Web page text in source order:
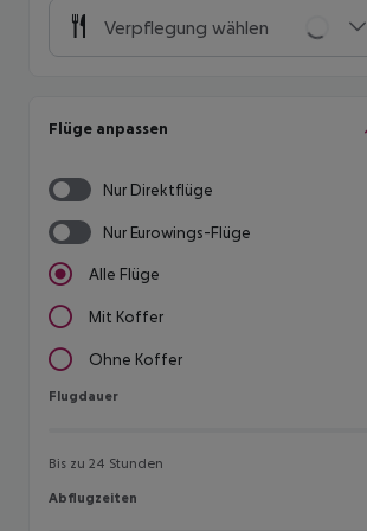
Verpflegung wählen
Flüge anpassen
Nur Direktflüge
Nur Eurowings-Flüge
Alle Flüge
Mit Koffer
Ohne Koffer
Flugdauer
Flugdauer
Bis zu 24 Stunden
Abflugzeiten
Abflugzeiten